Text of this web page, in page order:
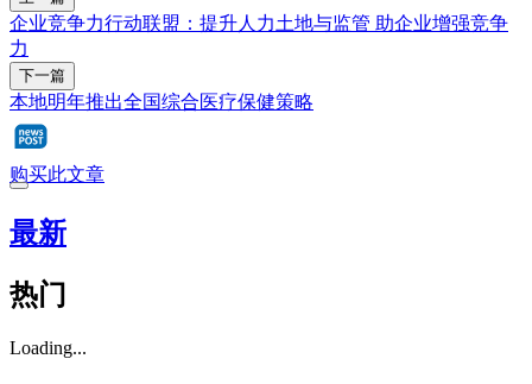
企业竞争力行动联盟：提升人力土地与监管 助企业增强竞争
力
下一篇
本地明年推出全国综合医疗保健策略
购买此文章
最新
热门
Loading...